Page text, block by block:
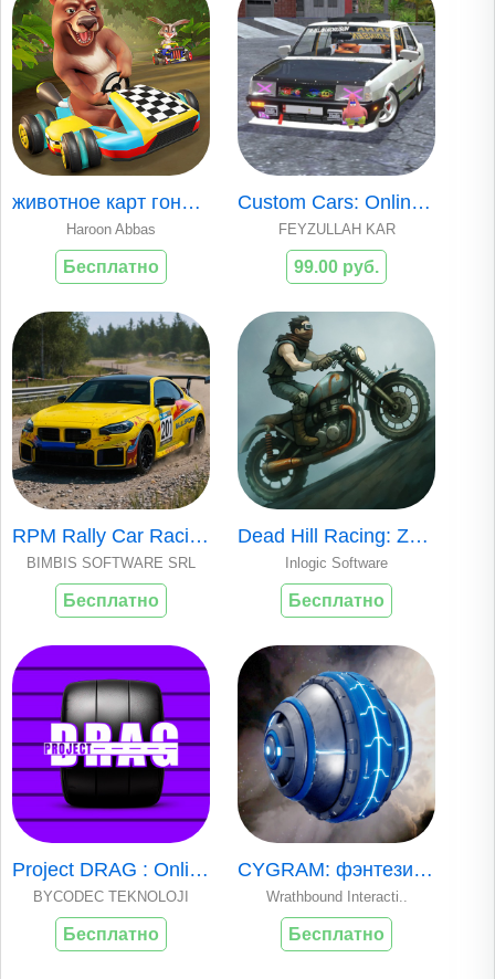
животное карт гонки Мир тур
Haroon Abbas
Бесплатно
Custom Cars: Online Drive
FEYZULLAH KAR
99.00 руб.
RPM Rally Car Racing Game 2026
BIMBIS SOFTWARE SRL
Бесплатно
Dead Hill Racing: Zombie Climb
Inlogic Software
Бесплатно
Project DRAG : Online
BYCODEC TEKNOLOJI
Бесплатно
CYGRAM: фэнтези-гонки
Wrathbound Interacti..
Бесплатно